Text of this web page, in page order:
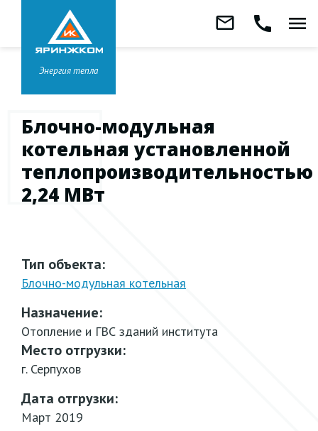
Заказать
Звонок бесплатный
8 800 333-99-01
Головной офис вЯрославле
+7 (4852) 67-96-00
Энергия тепла
mail_outline call menu
Блочно-модульная
котельная установленной
теплопроизводительностью
2,24 МВт
Тип объекта:
Блочно-модульная котельная
Назначение:
Отопление и ГВС зданий института
Место отгрузки:
г. Серпухов
Дата отгрузки:
Март 2019